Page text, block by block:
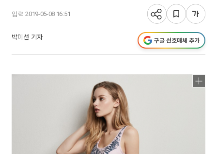
입력 2019-05-08 16:51
박미선 기자 구글 선호매체 추가